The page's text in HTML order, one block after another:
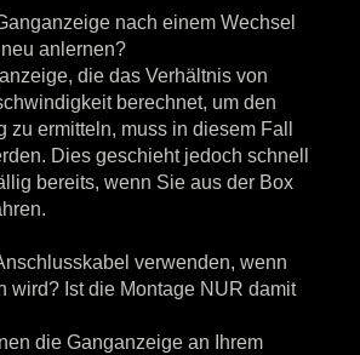
nach einem Wechsel
anlernen?
die das Verhältnis von
berechnet, um den
zu ermitteln, muss in diesem Fall
Dies geschieht jedoch schnell
bereits, wenn Sie aus der Box
verwenden, wenn
wird? Ist die Montage NUR damit
die Ganganzeige an Ihrem